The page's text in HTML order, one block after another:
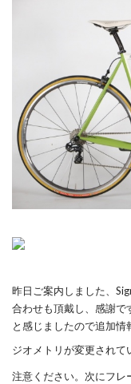
昨日ご案内しました、
合わせも頂戴し、感謝で
と感じましたので追加情
ジオメトリが変更されて
注意ください。次にフレ